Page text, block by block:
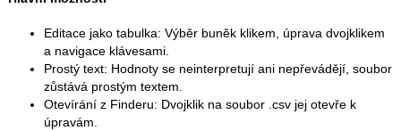
Editace jako tabulka: Výběr buněk klikem, úprava dvojklikem
a navigace klávesami.
Prostý text: Hodnoty se neinterpretují ani nepřevádějí, soubor
zůstává prostým textem.
Otevírání z Finderu: Dvojklik na soubor .csv jej otevře k
úpravám.